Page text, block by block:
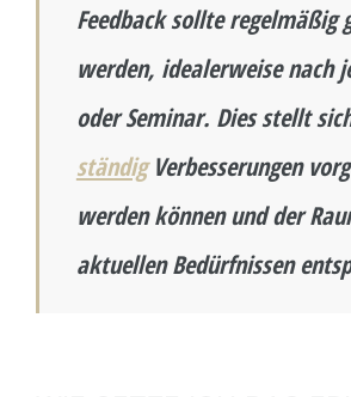
Feedback sollte regelmäßig
werden, idealerweise nach
oder Seminar. Dies stellt
ständigVerbesserungen
werden können und der
aktuellen Bedürfnissen